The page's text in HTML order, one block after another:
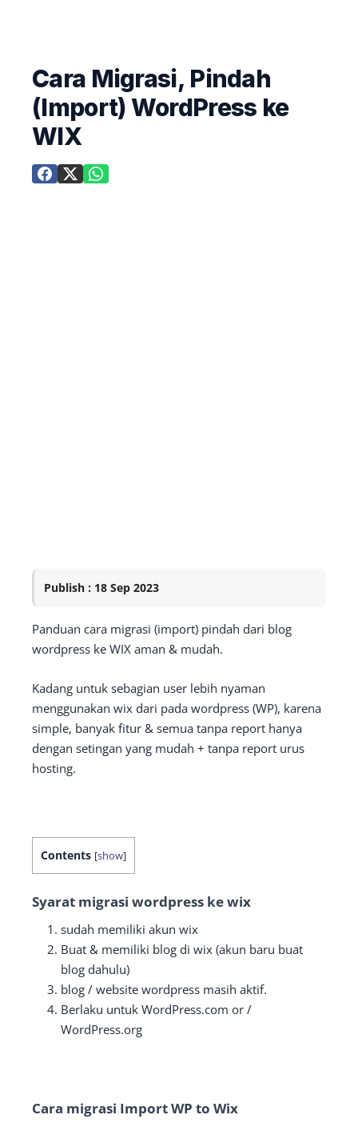
Cara Migrasi, Pindah
(Import) WordPress ke
WIX
Publish : 18 Sep 2023
Panduan cara migrasi (import) pindah dari blog
wordpress ke WIX aman & mudah.
Kadang untuk sebagian user lebih nyaman
menggunakan wix dari pada wordpress (WP), karena
simple, banyak fitur & semua tanpa report hanya
dengan setingan yang mudah + tanpa report urus
hosting.
Contents [show]
Syarat migrasi wordpress ke wix
sudah memiliki akun wix
Buat & memiliki blog di wix (akun baru buat
blog dahulu)
blog / website wordpress masih aktif.
Berlaku untuk WordPress.com or /
WordPress.org
Cara migrasi Import WP to Wix